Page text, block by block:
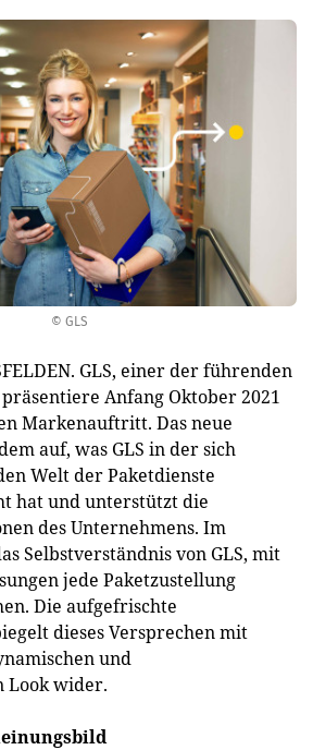
© GLS
GLS, einer der führenden
Anfang Oktober 2021
Markenauftritt. Das neue
auf, was GLS in der sich
Welt der Paketdienste
hat und unterstützt die
des Unternehmens. Im
Selbstverständnis von GLS, mit
jede Paketzustellung
Die aufgefrischte
dieses Versprechen mit
und
wider.